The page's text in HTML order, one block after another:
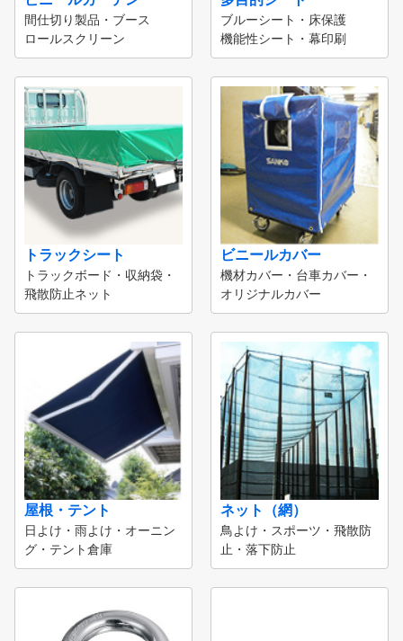
間仕切り製品・ブース
ロールスクリーン
ブルーシート・床保護
機能性シート・幕印刷
トラックシート
トラックボード・収納袋・
飛散防止ネット
ビニールカバー
機材カバー・台車カバー・
オリジナルカバー
屋根・テント
日よけ・雨よけ・オーニン
グ・テント倉庫
ネット（網）
鳥よけ・スポーツ・飛散防
止・落下防止